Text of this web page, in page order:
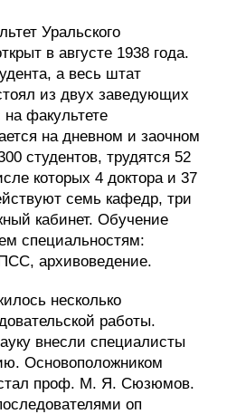
Уральского
в августе 1938 года.
а весь штат
из двух заведующих
факультете
на дневном и заочном
студентов, трудятся 52
которых 4 доктора и 37
семь кафедр, три
кабинет. Обучение
специальностям:
архивоведение.
несколько
работы.
внесли специалисты
Основоположником
стал проф. М. Я. Сюзюмов.
оп